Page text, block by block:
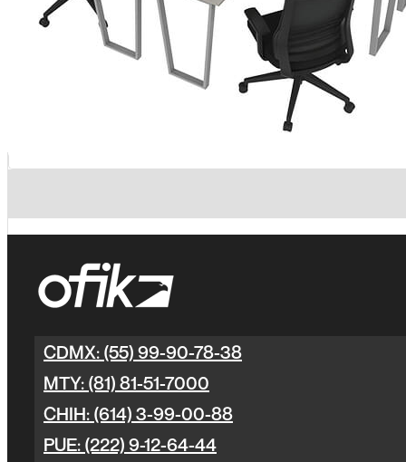
CDMX: (55) 99-90-78-38
MTY: (81) 81-51-7000
CHIH: (614) 3-99-00-88
PUE: (222) 9-12-64-44